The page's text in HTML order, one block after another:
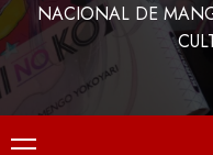
NACIONAL DE